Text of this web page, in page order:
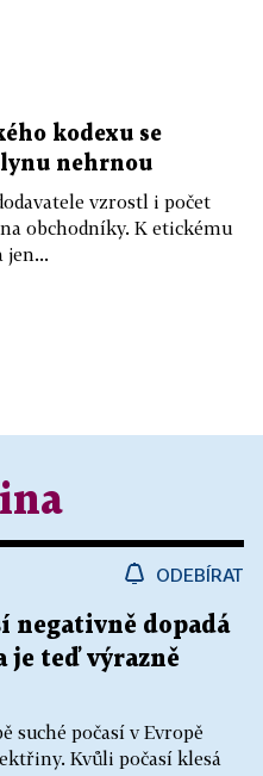
kodexu se
nehrnou
vzrostl i počet
obchodníky. K etickému
jen...
ODEBÍRAT
negativně dopadá
je teď výrazně
suché počasí v Evropě
Kvůli počasí klesá